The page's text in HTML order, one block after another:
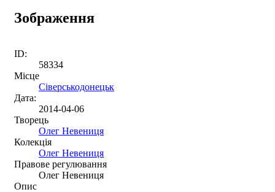
Зображення
ID:
58334
Місце
Сіверськодонецьк
Дата:
2014-04-06
Творець
Олег Невениця
Колекція
Олег Невениця
Правове регулювання
Олег Невениця
Опис